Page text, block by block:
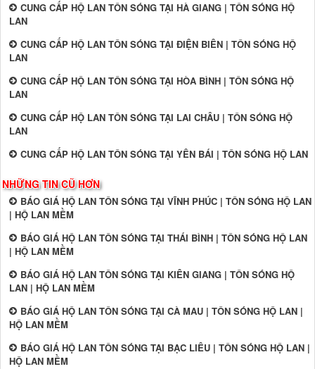
CUNG CẤP HỘ LAN TÔN SÓNG TẠI HÀ GIANG | TÔN SÓNG HỘ
LAN
CUNG CẤP HỘ LAN TÔN SÓNG TẠI ĐIỆN BIÊN | TÔN SÓNG HỘ
LAN
CUNG CẤP HỘ LAN TÔN SÓNG TẠI HÒA BÌNH | TÔN SÓNG HỘ
LAN
CUNG CẤP HỘ LAN TÔN SÓNG TẠI LAI CHÂU | TÔN SÓNG HỘ
LAN
CUNG CẤP HỘ LAN TÔN SÓNG TẠI YÊN BÁI | TÔN SÓNG HỘ LAN
NHỮNG TIN CŨ HƠN
BÁO GIÁ HỘ LAN TÔN SÓNG TẠI VĨNH PHÚC | TÔN SÓNG HỘ LAN
| HỘ LAN MỀM
BÁO GIÁ HỘ LAN TÔN SÓNG TẠI THÁI BÌNH | TÔN SÓNG HỘ LAN
| HỘ LAN MỀM
BÁO GIÁ HỘ LAN TÔN SÓNG TẠI KIÊN GIANG | TÔN SÓNG HỘ
LAN | HỘ LAN MỀM
BÁO GIÁ HỘ LAN TÔN SÓNG TẠI CÀ MAU | TÔN SÓNG HỘ LAN |
HỘ LAN MỀM
BÁO GIÁ HỘ LAN TÔN SÓNG TẠI BẠC LIÊU | TÔN SÓNG HỘ LAN |
HỘ LAN MỀM